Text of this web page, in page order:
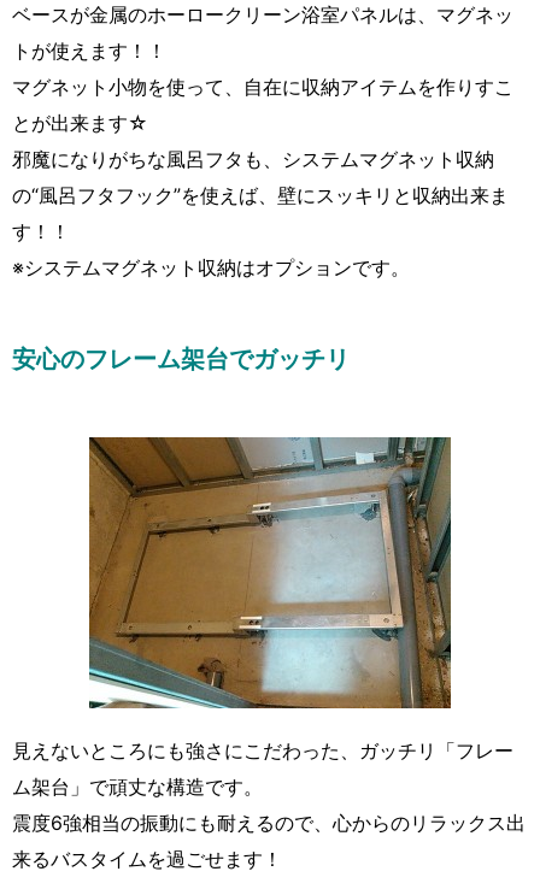
ベースが金属のホーロークリーン浴室パネルは、マグネッ
トが使えます！！
マグネット小物を使って、自在に収納アイテムを作りすこ
とが出来ます☆
邪魔になりがちな風呂フタも、システムマグネット収納
の“風呂フタフック”を使えば、壁にスッキリと収納出来ま
す！！
※システムマグネット収納はオプションです。
安心のフレーム架台でガッチリ
見えないところにも強さにこだわった、ガッチリ「フレー
ム架台」で頑丈な構造です。
震度6強相当の振動にも耐えるので、心からのリラックス出
来るバスタイムを過ごせます！